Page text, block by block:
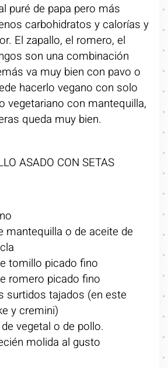
puré de papa pero más
carbohidratos y calorías y
El zapallo, el romero, el
son una combinación
va muy bien con pavo o
hacerlo vegano con solo
vegetariano con mantequilla,
queda muy bien.
ASADO CON SETAS
mantequilla o de aceite de
tomillo picado fino
romero picado fino
surtidos tajados (en este
y cremini)
vegetal o de pollo.
molida al gusto